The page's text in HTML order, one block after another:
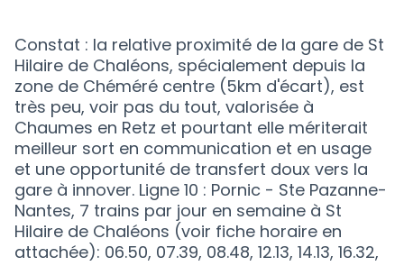
Constat : la relative proximité de la gare de St
Hilaire de Chaléons, spécialement depuis la
zone de Chéméré centre (5km d'écart), est
très peu, voir pas du tout, valorisée à
Chaumes en Retz et pourtant elle mériterait
meilleur sort en communication et en usage
et une opportunité de transfert doux vers la
gare à innover. Ligne 10 : Pornic - Ste Pazanne-
Nantes, 7 trains par jour en semaine à St
Hilaire de Chaléons (voir fiche horaire en
attachée): 06.50, 07.39, 08.48, 12.13, 14.13, 16.32,